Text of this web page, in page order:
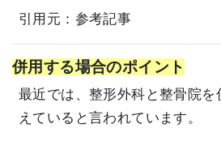
引用元： 参考記事
併用する場合のポイント
最近では、整形外科と整骨院を
えていると言われています。